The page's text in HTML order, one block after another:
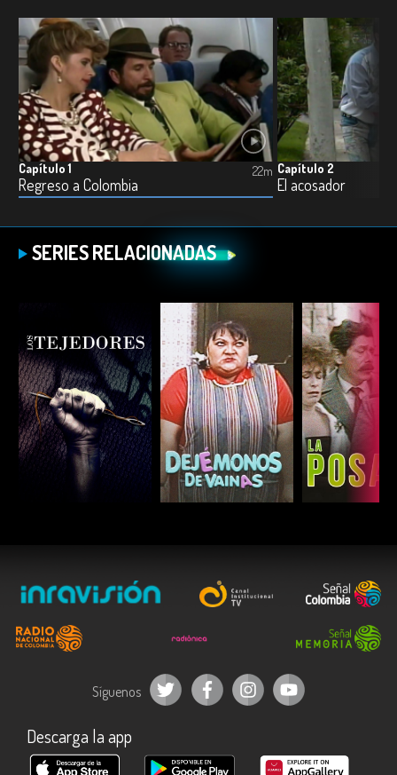
Capítulo 1
Regreso a Colombia
22m Capítulo 2
El acosador
SERIES RELACIONADAS
ESCUCHAR ESCUCHAR
Síguenos
Descarga la app